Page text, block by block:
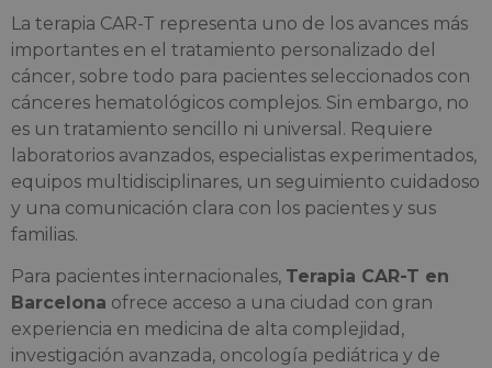
La terapia CAR-T representa uno de los avances más
importantes en el tratamiento personalizado del
cáncer, sobre todo para pacientes seleccionados con
cánceres hematológicos complejos. Sin embargo, no
es un tratamiento sencillo ni universal. Requiere
laboratorios avanzados, especialistas experimentados,
equipos multidisciplinares, un seguimiento cuidadoso
y una comunicación clara con los pacientes y sus
familias.
Para pacientes internacionales, Terapia CAR-T en
Barcelona ofrece acceso a una ciudad con gran
experiencia en medicina de alta complejidad,
investigación avanzada, oncología pediátrica y de